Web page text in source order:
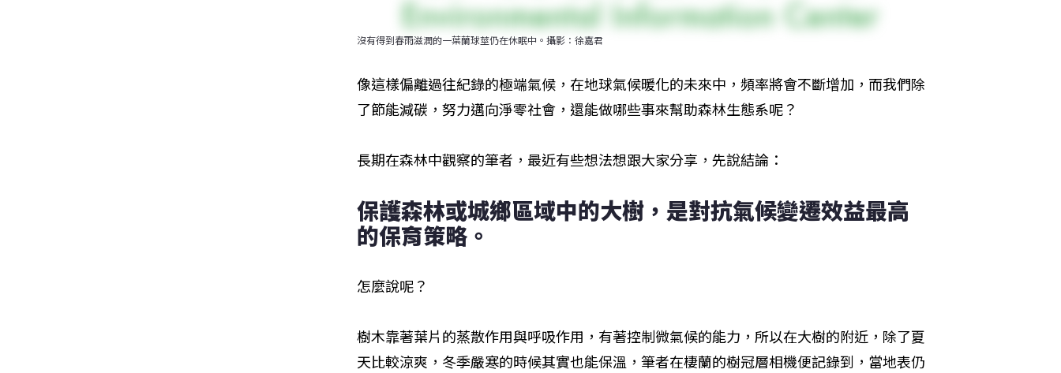
沒有得到春雨滋潤的一葉蘭球莖仍在休眠中。攝影：徐嘉君
像這樣偏離過往紀錄的極端氣候，在地球氣候暖化的未來中，頻率將會不斷增加，而我們除
了節能減碳，努力邁向淨零社會，還能做哪些事來幫助森林生態系呢？
長期在森林中觀察的筆者，最近有些想法想跟大家分享，先說結論：
保護森林或城鄉區域中的大樹，是對抗氣候變遷效益最高
的保育策略。
怎麼說呢？
樹木靠著葉片的蒸散作用與呼吸作用，有著控制微氣候的能力，所以在大樹的附近，除了夏
天比較涼爽，冬季嚴寒的時候其實也能保溫，筆者在棲蘭的樹冠層相機便記錄到，當地表仍